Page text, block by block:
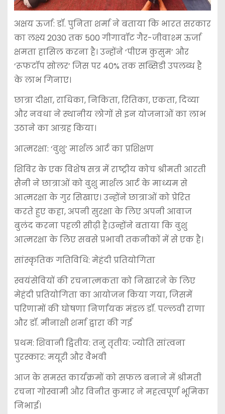
अक्षय ऊर्जा: डॉ. पुनिता शर्मा ने बताया कि भारत सरकार
का लक्ष्य 2030 तक 500 गीगावॉट गैर-जीवाश्म ऊर्जा
क्षमता हासिल करना है। उन्होंने ‘पीएम कुसुम’ और
‘रूफटॉप सोलर’ जिस पर 40% तक सब्सिडी उपलब्ध है
के लाभ गिनाए।
छात्रा दीक्षा, राधिका, निकिता, रितिका, एकता, दिव्या
और नवधा ने स्थानीय लोगों से इन योजनाओं का लाभ
उठाने का आग्रह किया।
आत्मरक्षा: ‘वुशु’ मार्शल आर्ट का प्रशिक्षण
शिविर के एक विशेष सत्र में राष्ट्रीय कोच श्रीमती आरती
सैनी ने छात्राओं को वुशु मार्शल आर्ट के माध्यम से
आत्मरक्षा के गुर सिखाए। उन्होंने छात्राओं को प्रेरित
करते हुए कहा, अपनी सुरक्षा के लिए अपनी आवाज
बुलंद करना पहली सीढ़ी है।उन्होंने बताया कि वुशु
आत्मरक्षा के लिए सबसे प्रभावी तकनीकों में से एक है।
सांस्कृतिक गतिविधि: मेहंदी प्रतियोगिता
स्वयंसेवियों की रचनात्मकता को निखारने के लिए
मेहंदी प्रतियोगिता का आयोजन किया गया, जिसमें
परिणामों की घोषणा निर्णायक मंडल डॉ. पल्लवी राणा
और डॉ. मीनाक्षी शर्मा द्वारा की गई
प्रथम: शिवानी द्वितीय: तनु तृतीय: ज्योति सांत्वना
पुरस्कार: मयूरी और वैभवी
आज के समस्त कार्यक्रमों को सफल बनाने में श्रीमती
रचना गोस्वामी और विनीत कुमार ने महत्वपूर्ण भूमिका
निभाई।